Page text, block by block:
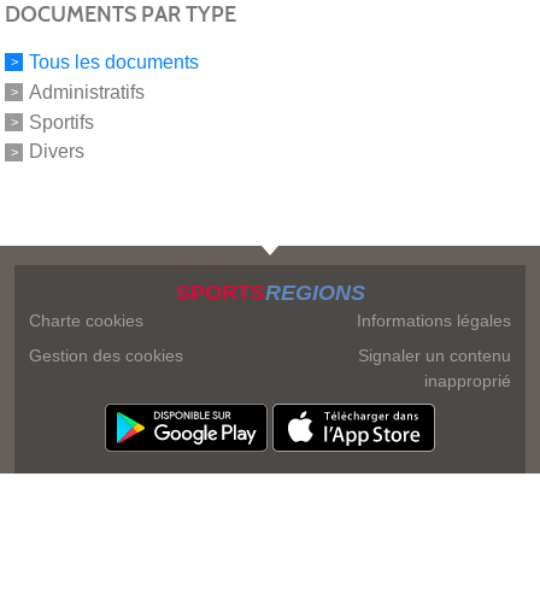
DOCUMENTS PAR TYPE
Tous les documents
Administratifs
Sportifs
Divers
SPORTSREGIONS
Charte cookies
Gestion des cookies
Informations légales
Signaler un contenu
inapproprié